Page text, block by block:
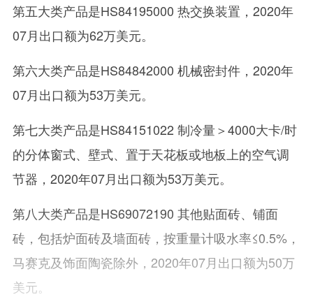
第五大类产品是HS84195000 热交换装置，2020年
07月出口额为62万美元。
第六大类产品是HS84842000 机械密封件，2020年
07月出口额为53万美元。
第七大类产品是HS84151022 制冷量＞4000大卡/时
的分体窗式、壁式、置于天花板或地板上的空气调
节器，2020年07月出口额为53万美元。
第八大类产品是HS69072190 其他贴面砖、铺面
砖，包括炉面砖及墙面砖，按重量计吸水率≤0.5%，
马赛克及饰面陶瓷除外，2020年07月出口额为50万
美元。